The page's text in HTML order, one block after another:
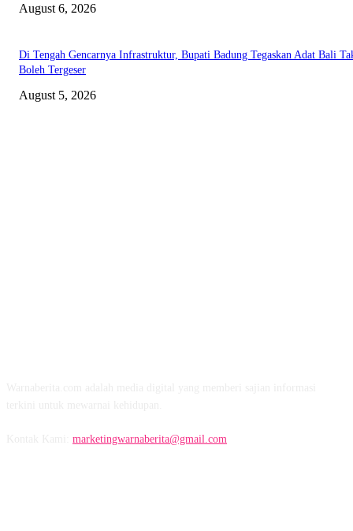
August 6, 2026
Di Tengah Gencarnya Infrastruktur, Bupati Badung Tegaskan Adat Bali
Boleh Tergeser
August 5, 2026
marketingwarnaberita@gmail.com